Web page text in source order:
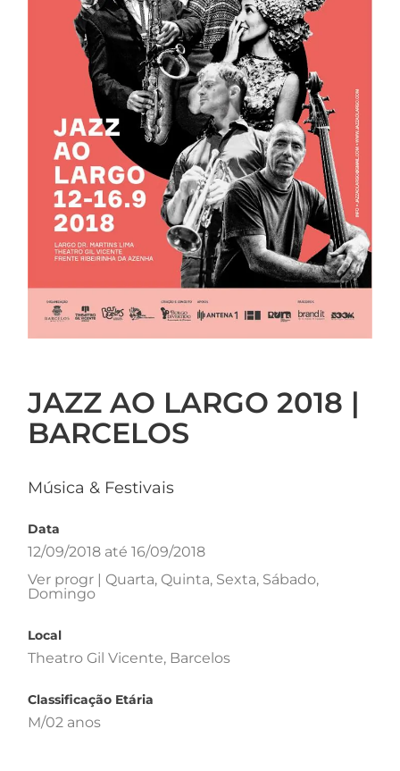
JAZZ AO LARGO 2018 |
BARCELOS
Música & Festivais
Data
12/09/2018 até 16/09/2018
Ver progr | Quarta, Quinta, Sexta, Sábado,
Domingo
Local
Theatro Gil Vicente, Barcelos
Classificação Etária
M/02 anos